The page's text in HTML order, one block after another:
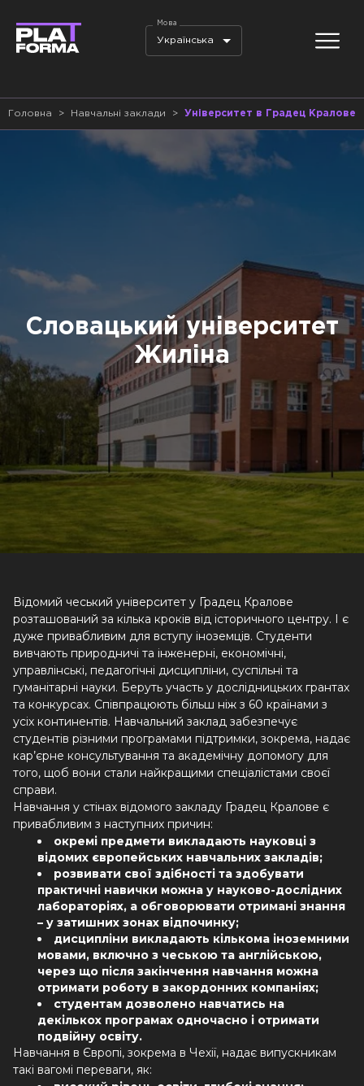
Мова
Українська
Головна > Навчальні заклади > Університет в Градец Кралове
Словацький університет
Жиліна
Відомий чеський університет у Градец Кралове
розташований за кілька кроків від історичного центру. І є
дуже привабливим для вступу іноземців. Студенти
вивчають природничі та інженерні, економічні,
управлінські, педагогічні дисципліни, суспільні та
гуманітарні науки. Беруть участь у дослідницьких грантах
та конкурсах. Співпрацюють більш ніж з 60 країнами з
усіх континентів. Навчальний заклад забезпечує
студентів різними програмами підтримки, зокрема, надає
кар’єрне консультування та академічну допомогу для
того, щоб вони стали найкращими спеціалістами своєї
справи.
Навчання у стінах відомого закладу Градец Кралове є
привабливим з наступних причин:
окремі предмети викладають науковці з
відомих європейських навчальних закладів;
розвивати свої здібності та здобувати
практичні навички можна у науково-дослідних
лабораторіях, а обговорювати отримані знання
– у затишних зонах відпочинку;
дисципліни викладають кількома іноземними
мовами, включно з чеською та англійською,
через що після закінчення навчання можна
отримати роботу в закордонних компаніях;
студентам дозволено навчатись на
декількох програмах одночасно і отримати
подвійну освіту.
Навчання в Європі, зокрема в Чехії, надає випускникам
такі вагомі переваги, як: